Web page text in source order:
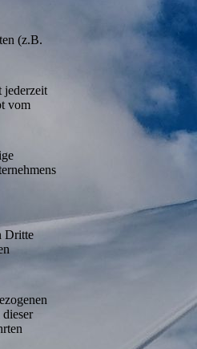
(z.B.
jederzeit
vom
Dritte